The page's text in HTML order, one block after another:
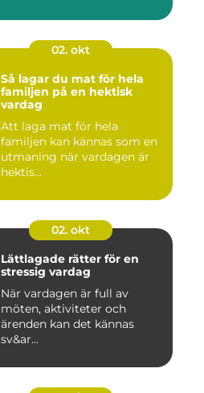
02. okt
Så lagar du mat för hela
familjen på en hektisk
vardag
Att laga mat för hela
familjen kan kännas som en
utmaning när vardagen är
hektis...
02. okt
Lättlagade rätter för en
stressig vardag
När vardagen är full av
möten, aktiviteter och
ärenden kan det kännas
sv&ar...